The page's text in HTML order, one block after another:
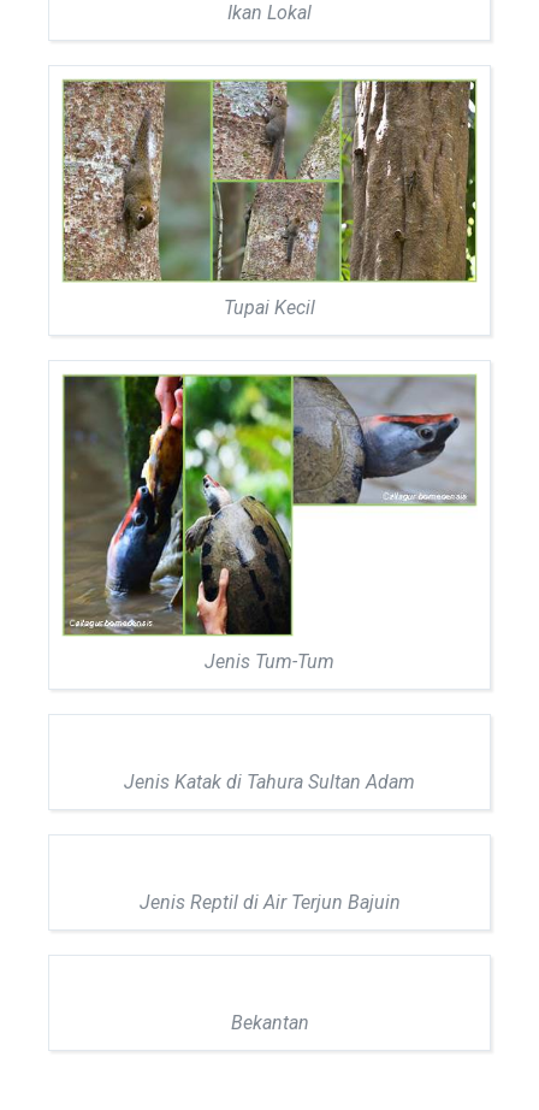
Ikan Lokal
Tupai Kecil
Jenis Tum-Tum
Jenis Katak di Tahura Sultan Adam
Jenis Reptil di Air Terjun Bajuin
Bekantan